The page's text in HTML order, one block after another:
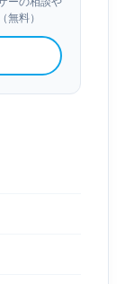
無料）